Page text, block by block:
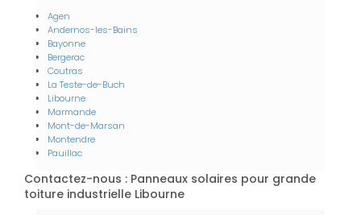
Agen
Andernos-les-Bains
Bayonne
Bergerac
Coutras
La Teste-de-Buch
Libourne
Marmande
Mont-de-Marsan
Montendre
Pauillac
Contactez-nous : Panneaux solaires pour grande
toiture industrielle Libourne